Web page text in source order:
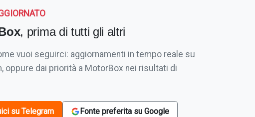
, prima di tutti gli altri
vuoi seguirci: aggiornamenti in tempo reale su
oppure dai priorità a MotorBox nei risultati di
su Telegram Fonte preferita su Google